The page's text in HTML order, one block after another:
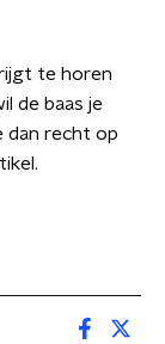
te horen
de baas je
dan recht op